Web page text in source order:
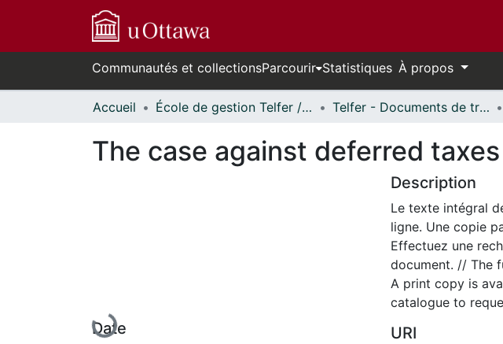
Communautés et collectionsParcourir Statistiques À propos
Accueil École de gestion Telfer // Telfer School of Management Telfer - Documents de travail // Telfer - Working Papers
The case against deferred taxes
En cours de chargement...
Date
Description
Le texte intégral
ligne. Une copie
Effectuez une
document. // The
A print copy is
catalogue to
URI